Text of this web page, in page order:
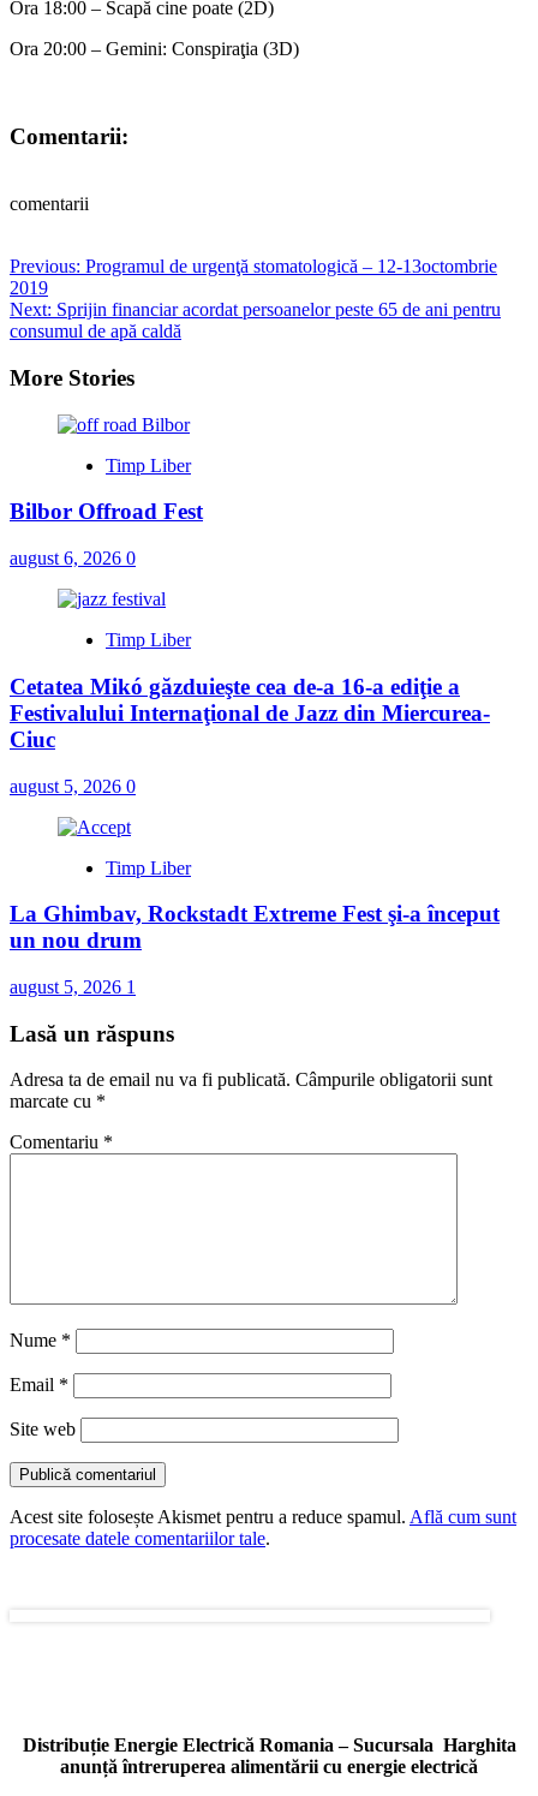
Ora 18:00 – Scapă cine poate (2D)
Ora 20:00 – Gemini: Conspiraţia (3D)
Comentarii:
comentarii
Post
navigation
Previous: Programul de urgenţă stomatologică – 12-13octombrie
2019
Next: Sprijin financiar acordat persoanelor peste 65 de ani pentru
consumul de apă caldă
More Stories
Timp Liber
Bilbor Offroad Fest
august 6, 2026 0
Timp Liber
Cetatea Mikó găzduieşte cea de-a 16-a ediţie a
Festivalului Internaţional de Jazz din Miercurea-
Ciuc
august 5, 2026 0
Timp Liber
La Ghimbav, Rockstadt Extreme Fest şi-a început
un nou drum
august 5, 2026 1
Lasă un răspuns
Adresa ta de email nu va fi publicată. Câmpurile obligatorii sunt
marcate cu *
Comentariu *
Nume *
Email *
Site web
Acest site folosește Akismet pentru a reduce spamul. Află cum sunt
procesate datele comentariilor tale.
Distribuție Energie Electrică Romania – Sucursala Harghita
anunță întreruperea alimentării cu energie electrică